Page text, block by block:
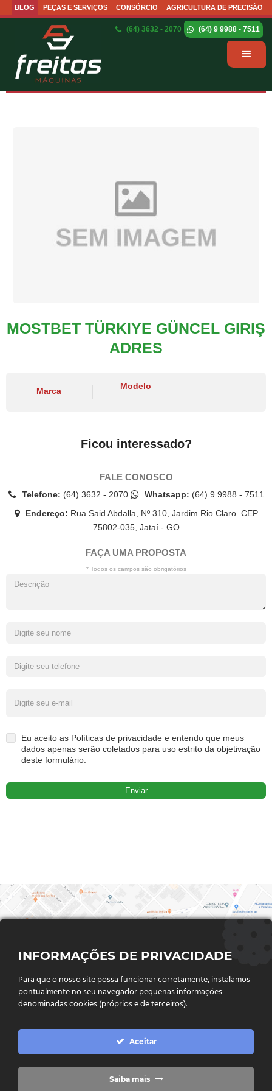
BLOG PEÇAS E SERVIÇOS CONSÓRCIO AGRICULTURA DE PRECISÃO
(64) 3632 - 2070 (64) 9 9988 - 7511
MOSTBET TÜRKIYE GÜNCEL GIRIŞ
ADRES
Marca
Modelo
-
Ficou interessado?
FALE CONOSCO
Telefone: (64) 3632 - 2070 Whatsapp: (64) 9 9988 - 7511
Endereço: Rua Said Abdalla, Nº 310, Jardim Rio Claro. CEP
75802-035, Jataí - GO
FAÇA UMA PROPOSTA
* Todos os campos são obrigatórios
Eu aceito as Políticas de privacidade e entendo que meus
dados apenas serão coletados para uso estrito da objetivação
deste formulário.
FALE CONOSCO
Endereço:Rua Said Abdalla, Nº 310, Jardim Rio Claro. CEP
75802-035, Jataí - GO
(64) 3632 - 2070
INFORMAÇÕES DE PRIVACIDADE
Para que o nosso site possa funcionar corretamente, instalamos
pontualmente no seu navegador pequenas informações
denominadas cookies (próprios e de terceiros).
Aceitar
Saiba mais